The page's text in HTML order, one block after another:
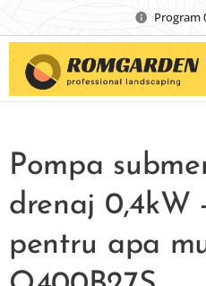
Program
Pompa
drenaj 0,4kW
pentru apa